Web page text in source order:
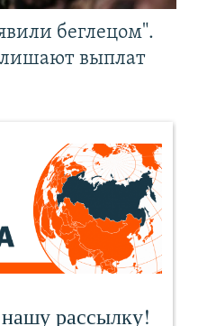
беглецом".
выплат